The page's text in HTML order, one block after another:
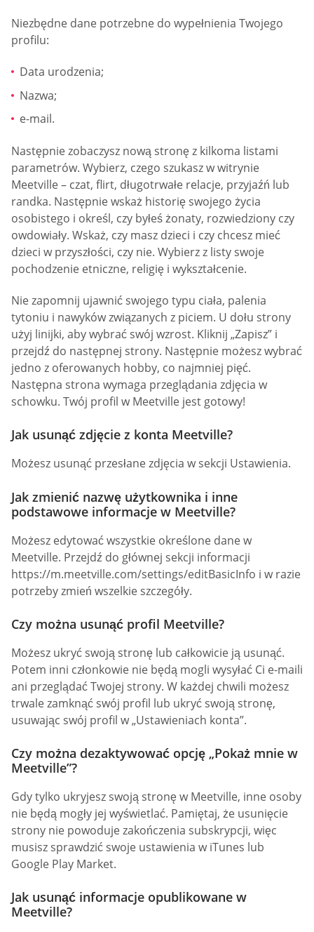
Niezbędne dane potrzebne do wypełnienia Twojego
profilu:
Data urodzenia;
Nazwa;
e-mail.
Następnie zobaczysz nową stronę z kilkoma listami
parametrów. Wybierz, czego szukasz w witrynie
Meetville – czat, flirt, długotrwałe relacje, przyjaźń lub
randka. Następnie wskaż historię swojego życia
osobistego i określ, czy byłeś żonaty, rozwiedziony czy
owdowiały. Wskaż, czy masz dzieci i czy chcesz mieć
dzieci w przyszłości, czy nie. Wybierz z listy swoje
pochodzenie etniczne, religię i wykształcenie.
Nie zapomnij ujawnić swojego typu ciała, palenia
tytoniu i nawyków związanych z piciem. U dołu strony
użyj linijki, aby wybrać swój wzrost. Kliknij „Zapisz” i
przejdź do następnej strony. Następnie możesz wybrać
jedno z oferowanych hobby, co najmniej pięć.
Następna strona wymaga przeglądania zdjęcia w
schowku. Twój profil w Meetville jest gotowy!
Jak usunąć zdjęcie z konta Meetville?
Możesz usunąć przesłane zdjęcia w sekcji Ustawienia.
Jak zmienić nazwę użytkownika i inne
podstawowe informacje w Meetville?
Możesz edytować wszystkie określone dane w
Meetville. Przejdź do głównej sekcji informacji
https://m.meetville.com/settings/editBasicInfo i w razie
potrzeby zmień wszelkie szczegóły.
Czy można usunąć profil Meetville?
Możesz ukryć swoją stronę lub całkowicie ją usunąć.
Potem inni członkowie nie będą mogli wysyłać Ci e-maili
ani przeglądać Twojej strony. W każdej chwili możesz
trwale zamknąć swój profil lub ukryć swoją stronę,
usuwając swój profil w „Ustawieniach konta”.
Czy można dezaktywować opcję „Pokaż mnie w
Meetville”?
Gdy tylko ukryjesz swoją stronę w Meetville, inne osoby
nie będą mogły jej wyświetlać. Pamiętaj, że usunięcie
strony nie powoduje zakończenia subskrypcji, więc
musisz sprawdzić swoje ustawienia w iTunes lub
Google Play Market.
Jak usunąć informacje opublikowane w
Meetville?